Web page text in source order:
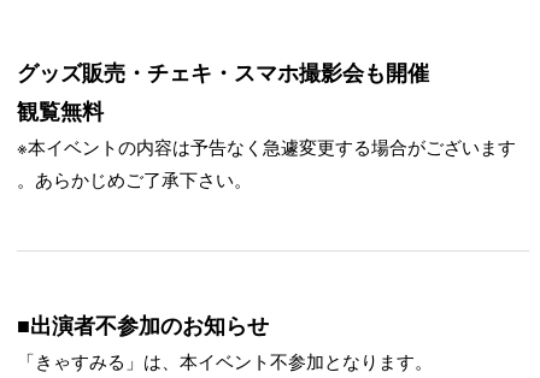
グッズ販売・チェキ・スマホ撮影会も開催
観覧無料
※本イベントの内容は予告なく急遽変更する場合がございます
。あらかじめご了承下さい。
■出演者不参加のお知らせ
「きゃすみる」は、本イベント不参加となります。